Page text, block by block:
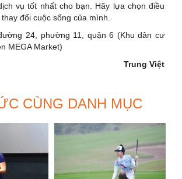
vụ tốt nhất cho bạn. Hãy lựa chọn điều
đổi cuộc sống của mình.
24, phường 11, quận 6 (Khu dân cư
MEGA Market)
Trung Việt
CÙNG DANH MỤC